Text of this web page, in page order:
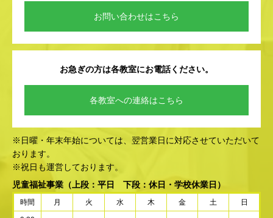
お問い合わせはこちら
お急ぎの方は各教室にお電話ください。
各教室への連絡はこちら
※日曜・年末年始については、翌営業日に対応させていただいて
おります。
※祝日も運営しております。
児童福祉事業 （上段：平日 下段：休日・学校休業日）
時間 月 火 水 木 金 土 日